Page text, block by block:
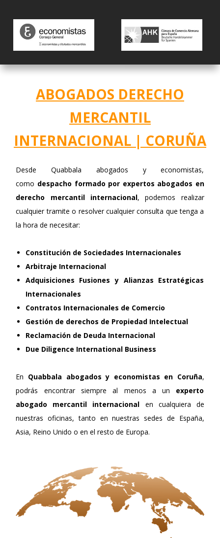
ABOGADOS DERECHO
MERCANTIL
INTERNACIONAL | CORUÑA
Desde Quabbala abogados y economistas,
como despacho formado por expertos abogados en
derecho mercantil internacional, podemos realizar
cualquier tramite o resolver cualquier consulta que tenga a
la hora de necesitar:
Constitución de Sociedades Internacionales
Arbitraje Internacional
Adquisiciones Fusiones y Alianzas Estratégicas
Internacionales
Contratos Internacionales de Comercio
Gestión de derechos de Propiedad Intelectual
Reclamación de Deuda Internacional
Due Diligence International Business
En Quabbala abogados y economistas en Coruña,
podrás encontrar siempre al menos a un experto
abogado mercantil internacional en cualquiera de
nuestras oficinas, tanto en nuestras sedes de España,
Asia, Reino Unido o en el resto de Europa.